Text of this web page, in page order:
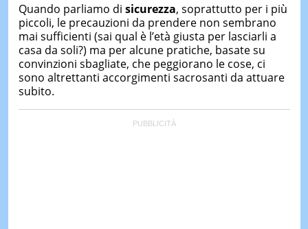
IERI
Quando parliamo di sicurezza, soprattutto per i più
piccoli, le precauzioni da prendere non sembrano
mai sufficienti (sai qual è l’età giusta per lasciarli a
casa da soli?) ma per alcune pratiche, basate su
convinzioni sbagliate, che peggiorano le cose, ci
sono altrettanti accorgimenti sacrosanti da attuare
subito.